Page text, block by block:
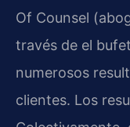
Of Counsel
través de el
numerosos
clientes. Los